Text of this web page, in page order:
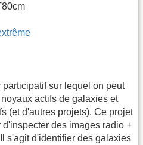
sur lequel on peut
actifs de galaxies et
(et d'autres projets). Ce projet
des images radio +
s'agit d'identifier des galaxies